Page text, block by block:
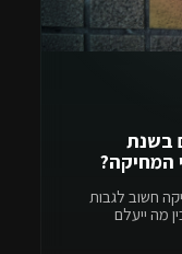
בשנת
חשוב לגבות
מה ייעלם